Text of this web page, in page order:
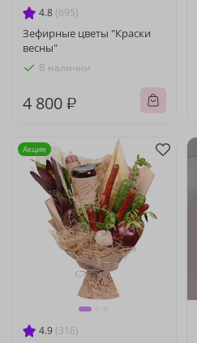
4.8 (695)
Зефирные цветы "Краски
весны"
В наличии
4 800 ₽
4.9 (316)
Акция